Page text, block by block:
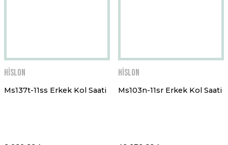
Hislon
Ms137t-11ss Erkek Kol Saati
Hislon
Ms103n-11sr Erkek Kol Saati